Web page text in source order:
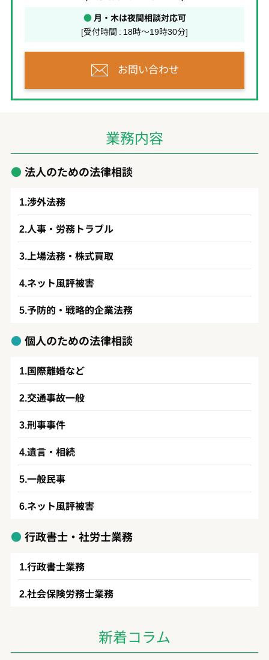
●月・木は夜間相談対応可
[受付時間 : 18時～19時30分]
お問い合わせ
業務内容
法人のための法律相談
渉外法務
人事・労務トラブル
上場法務・株式買取
ネット風評被害
予防的・戦略的企業法務
個人のための法律相談
国際離婚など
交通事故一般
刑事事件
遺言・相続
一般民事
ネット風評被害
行政書士・社労士業務
行政書士業務
社会保険労務士業務
新着コラム